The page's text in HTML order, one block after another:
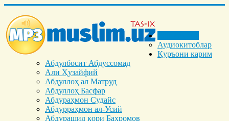
Аудиокитоблар
Қуръони карим
Абдулбосит Абдуссомад
Али Ҳузайфий
Абдуллоҳ ал Матруд
Абдуллоҳ Басфар
Абдураҳмон Судайс
Абдурраҳмон ал-Усий
Абдурашид қори Баҳромов